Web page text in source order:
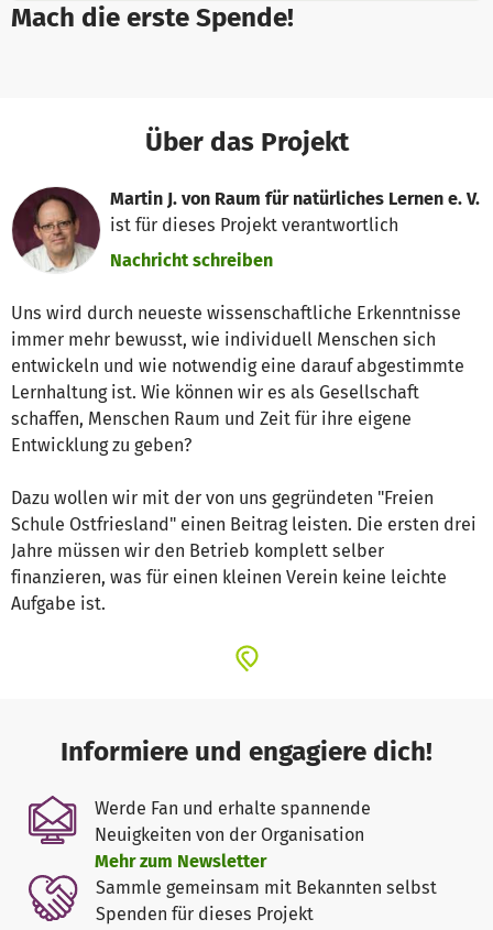
Mach die erste Spende!
Über das Projekt
Martin J. von Raum für natürliches Lernen e. V.
ist für dieses Projekt verantwortlich
Nachricht schreiben
Uns wird durch neueste wissenschaftliche Erkenntnisse
immer mehr bewusst, wie individuell Menschen sich
entwickeln und wie notwendig eine darauf abgestimmte
Lernhaltung ist. Wie können wir es als Gesellschaft
schaffen, Menschen Raum und Zeit für ihre eigene
Entwicklung zu geben?
Dazu wollen wir mit der von uns gegründeten "Freien
Schule Ostfriesland" einen Beitrag leisten. Die ersten drei
Jahre müssen wir den Betrieb komplett selber
finanzieren, was für einen kleinen Verein keine leichte
Aufgabe ist.
Informiere und engagiere dich!
Werde Fan und erhalte spannende
Neuigkeiten von der Organisation
Mehr zum Newsletter
Sammle gemeinsam mit Bekannten selbst
Spenden für dieses Projekt